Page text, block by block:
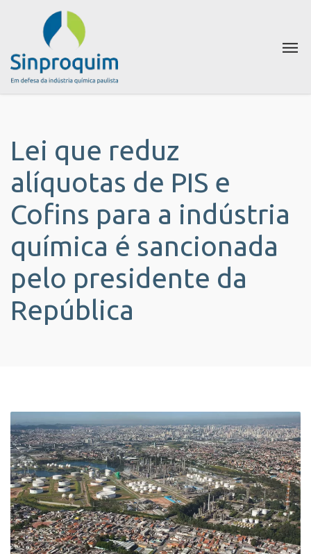
Lei que reduz
alíquotas de PIS e
Cofins para a indústria
química é sancionada
pelo presidente da
República